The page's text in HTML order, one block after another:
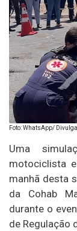
Foto: WhatsApp/
Uma
motociclista
manhã desta
da Cohab
durante o
de Regulação